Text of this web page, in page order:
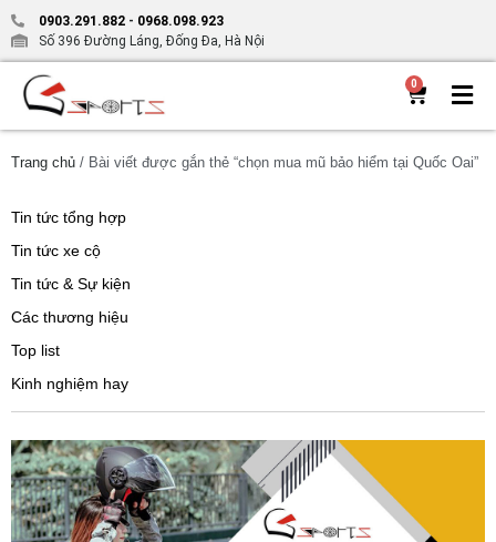
0903.291.882 - 0968.098.923
Số 396 Đường Láng, Đống Đa, Hà Nội
0
Trang chủ / Bài viết được gắn thẻ “chọn mua mũ bảo hiểm tại Quốc Oai”
Tin tức tổng hợp
Tin tức xe cộ
Tin tức & Sự kiện
Các thương hiệu
Top list
Kinh nghiệm hay